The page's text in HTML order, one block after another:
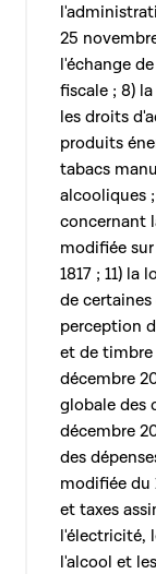
25
l'échange
fiscale ; 8)
les droits
produits
tabacs
alcooliques
concernant
modifiée
1817 ; 11)
de
perception
et de timbre
décembre
globale des
décembre
des
modifiée du
et taxes
l'électricité,
l'alcool et